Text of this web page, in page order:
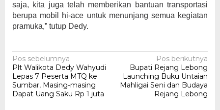
saja, kita juga telah memberikan bantuan transportasi
berupa mobil hi-ace untuk menunjang semua kegiatan
pramuka,” tutup Dedy.
Navigasi
pos
Pos sebelumnya
Plt Walikota Dedy Wahyudi
Lepas 7 Peserta MTQ ke
Sumbar, Masing-masing
Dapat Uang Saku Rp 1 juta
Pos berikutnya
Bupati Rejang Lebong
Launching Buku Untaian
Mahligai Seni dan Budaya
Rejang Lebong